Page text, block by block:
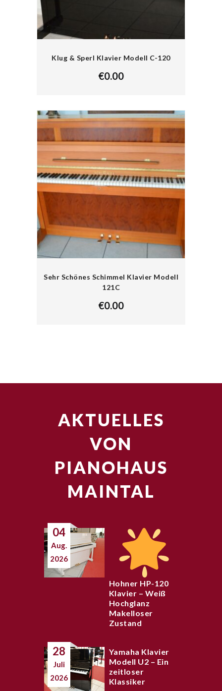
Klug & Sperl Klavier Modell C-120
€0.00
Sehr Schönes Schimmel Klavier Modell
121C
€0.00
AKTUELLES
VON
PIANOHAUS
MAINTAL
04
Aug.
2026
Hohner HP-120
Klavier – Weiß
Hochglanz
Makelloser
Zustand
28
Juli
2026
Yamaha Klavier
Modell U2 – Ein
zeitloser
Klassiker